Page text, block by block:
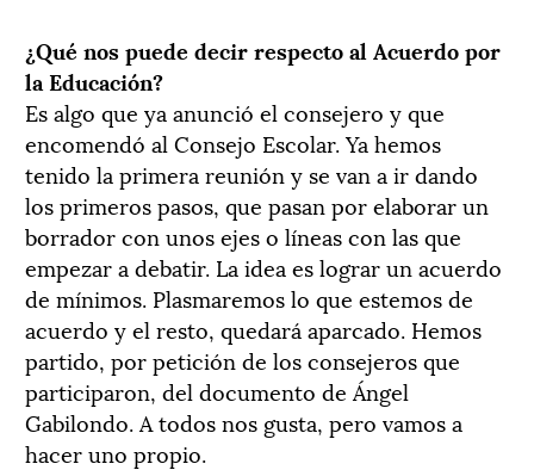
¿Qué nos puede decir respecto al Acuerdo por
la Educación?
Es algo que ya anunció el consejero y que
encomendó al Consejo Escolar. Ya hemos
tenido la primera reunión y se van a ir dando
los primeros pasos, que pasan por elaborar un
borrador con unos ejes o líneas con las que
empezar a debatir. La idea es lograr un acuerdo
de mínimos. Plasmaremos lo que estemos de
acuerdo y el resto, quedará aparcado. Hemos
partido, por petición de los consejeros que
participaron, del documento de Ángel
Gabilondo. A todos nos gusta, pero vamos a
hacer uno propio.